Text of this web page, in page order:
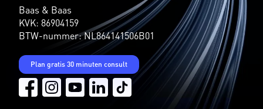
Baas & Baas
KVK: 86904159
BTW-nummer: NL864141506B01
Plan gratis 30 minuten consult